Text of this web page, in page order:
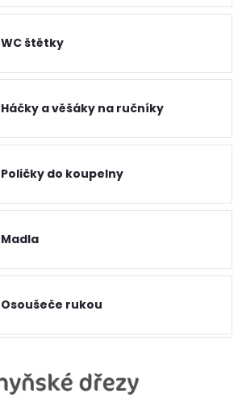
WC štětky
Háčky a věšáky na ručníky
Poličky do koupelny
Madla
Osoušeče rukou